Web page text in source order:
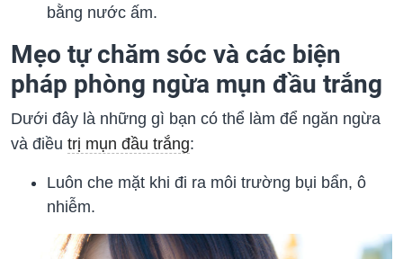
bằng nước ấm.
Mẹo tự chăm sóc và các biện
pháp phòng ngừa mụn đầu trắng
Dưới đây là những gì bạn có thể làm để ngăn ngừa
và điều trị mụn đầu trắng:
Luôn che mặt khi đi ra môi trường bụi bẩn, ô
nhiễm.